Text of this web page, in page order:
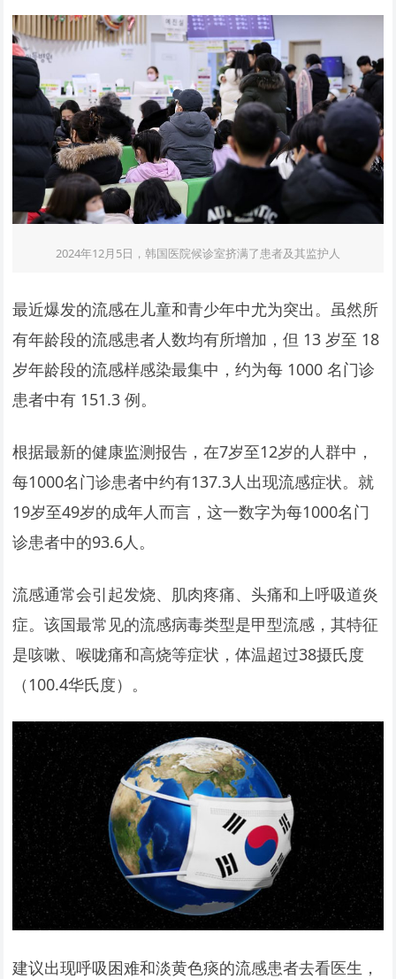
2024年12月5日，韩国医院候诊室挤满了患者及其监护人
最近爆​​发的流感在儿童和青少年中尤为突出。虽然所
有年龄段的流感患者人数均有所增加，但 13 岁至 18
岁年龄段的流感样感染最集中，约为每 1000 名门诊
患者中有 151.3 例。
根据最新的健康监测报告，在7岁至12岁的人群中，
每1000名门诊患者中约有137.3人出现流感症状。就
19岁至49岁的成年人而言，这一数字为每1000名门
诊患者中的93.6人。
流感通常会引起发烧、肌肉疼痛、头痛和上呼吸道炎
症。该国最常见的流感病毒类型是甲型流感，其特征
是咳嗽、喉咙痛和高烧等症状，体温超过38摄氏度
（100.4华氏度）。
建议出现呼吸困难和淡黄色痰的流感患者去看医生，